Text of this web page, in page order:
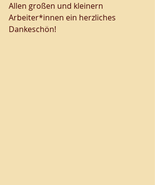
Allen großen und kleinern
Arbeiter*innen ein herzliches
Dankeschön!